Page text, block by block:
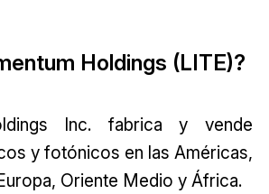
Holdings (LITE)?
Inc. fabrica y vende
y fotónicos en las Américas,
Oriente Medio y África.